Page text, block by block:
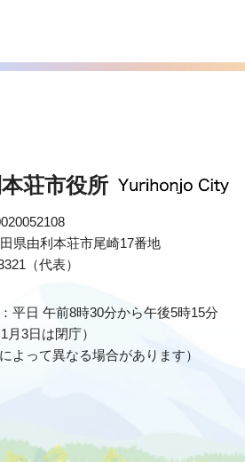
荘市役所
県由利本荘市尾崎17番地
（代表）
平日 午前8時30分から午後5時15分
月3日は閉庁）
よって異なる場合があります）